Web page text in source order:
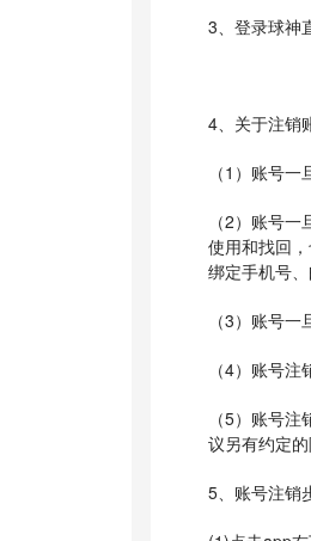
3、登录球神
4、关于注销
（1）账号
（2）账号
使用和找回
绑定手机号
（3）账号
（4）账号
（5）账号
议另有约定
5、账号注销